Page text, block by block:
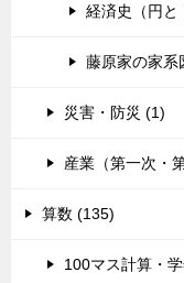
経済史（円と
藤原家の家系
災害・防災 (1)
産業（第一次・
算数 (135)
100マス計算・